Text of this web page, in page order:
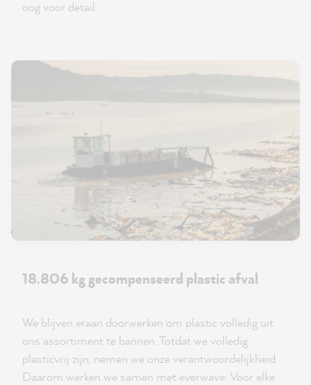
oog voor detail.
18.806 kg gecompenseerd plastic afval
We blijven eraan doorwerken om plastic volledig uit
ons assortiment te bannen. Totdat we volledig
plasticvrij zijn, nemen we onze verantwoordelijkheid.
Daarom werken we samen met everwave: Voor elke